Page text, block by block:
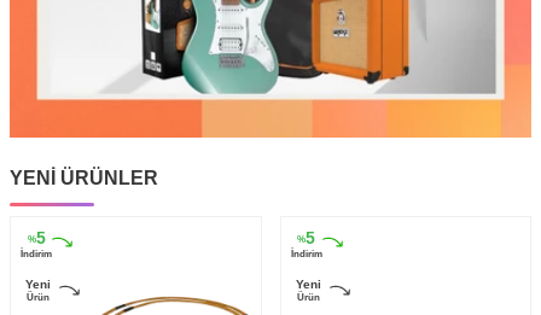
Elektro Gitar Amfileri
YENİ ÜRÜNLER
%5
İndirim
Yeni
Ürün
%5
İndirim
Yeni
Ürün